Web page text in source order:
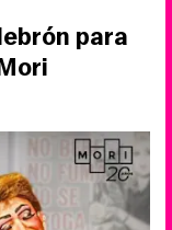
para